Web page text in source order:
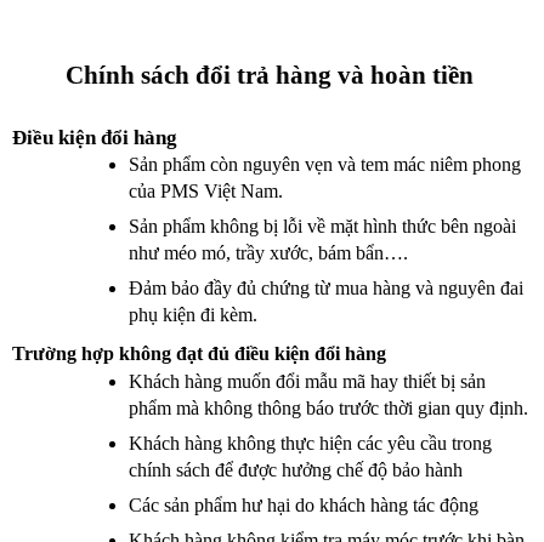
Chính sách đổi trả hàng và hoàn tiền
Điều kiện đổi hàng
Sản phẩm còn nguyên vẹn và tem mác niêm phong
của PMS Việt Nam.
Sản phẩm không bị lỗi về mặt hình thức bên ngoài
như méo mó, trầy xước, bám bẩn….
Đảm bảo đầy đủ chứng từ mua hàng và nguyên đai
phụ kiện đi kèm.
Trường hợp không đạt đủ điều kiện đổi hàng
Khách hàng muốn đổi mẫu mã hay thiết bị sản
phẩm mà không thông báo trước thời gian quy định.
Khách hàng không thực hiện các yêu cầu trong
chính sách để được hưởng chế độ bảo hành
Các sản phẩm hư hại do khách hàng tác động